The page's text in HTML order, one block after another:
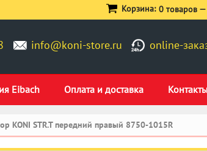
info@koni-store.ru online-
Eibach Оплата и доставка Контакты
Корзина: 0 товаров —
KONI STR.T передний правый 8750-1015R